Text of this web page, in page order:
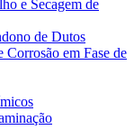
e Secagem de
de Dutos
em Fase de